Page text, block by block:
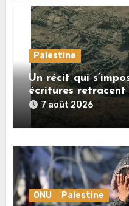
Palestine
Un récit qui
écritures
sionistes à Gaza
7 août 2026
ONU Palestine